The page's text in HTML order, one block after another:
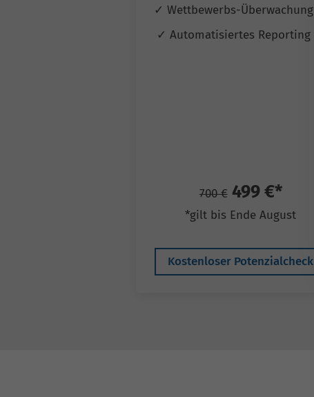
✓ Wettbewerbs-Überwachung
✓ Automatisiertes Reporting
700 €499 €*
*gilt bis Ende August
Kostenloser Potenzialcheck